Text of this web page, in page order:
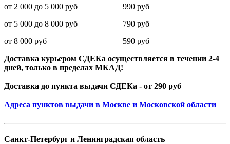
от 2 000 до 5 000 руб 990 руб
от 5 000 до 8 000 руб 790 руб
от 8 000 руб 590 руб
Доставка курьером СДЕКа осуществляется в течении 2-4
дней, только в пределах МКАД!
Доставка до пункта выдачи СДЕКа - от 290 руб
Адреса пунктов выдачи в Москве и Московской области
Санкт-Петербург и Ленинградская область